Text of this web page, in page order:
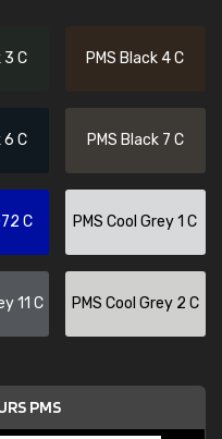
3 C PMS Black 4 C
6 C PMS Black 7 C
C PMS Cool Grey 1 C
11 C PMS Cool Grey 2 C
PMS